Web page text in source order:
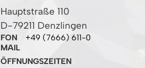
Hauptstraße 110
D-79211 Denzlingen
FON
+49 (7666) 611-0
MAIL
ÖFFNUNGSZEITEN